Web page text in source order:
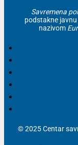
Savremena
podstakne
nazivom
© 2025 Centar